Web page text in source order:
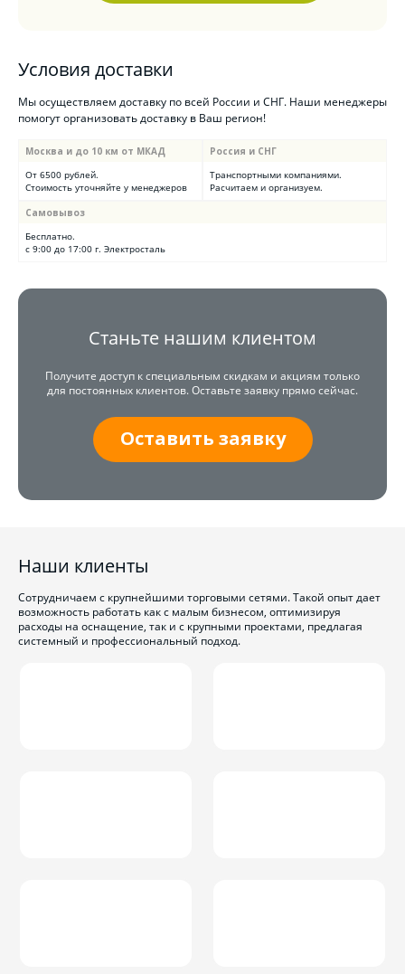
Условия доставки
Мы осуществляем доставку по всей России и СНГ. Наши менеджеры
помогут организовать доставку в Ваш регион!
Москва и до 10 км от МКАД
От 6500 рублей.
Стоимость уточняйте у менеджеров
Россия и СНГ
Транспортными компаниями.
Расчитаем и организуем.
Самовывоз
Бесплатно.
с 9:00 до 17:00 г. Электросталь
Станьте нашим клиентом
Получите доступ к специальным скидкам и акциям только
для постоянных клиентов. Оставьте заявку прямо сейчас.
Оставить заявку
Наши клиенты
Сотрудничаем с крупнейшими торговыми сетями. Такой опыт дает
возможность работать как с малым бизнесом, оптимизируя
расходы на оснащение, так и с крупными проектами, предлагая
системный и профессиональный подход.